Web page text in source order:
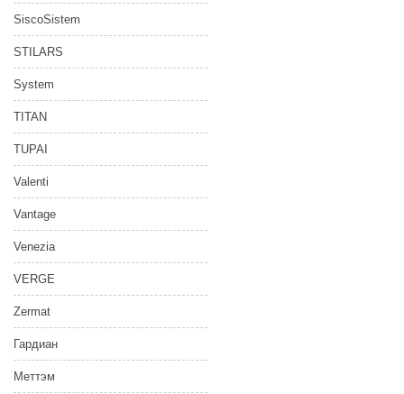
SiscoSistem
STILARS
System
TITAN
TUPAI
Valenti
Vantage
Venezia
VERGE
Zermat
Гардиан
Меттэм